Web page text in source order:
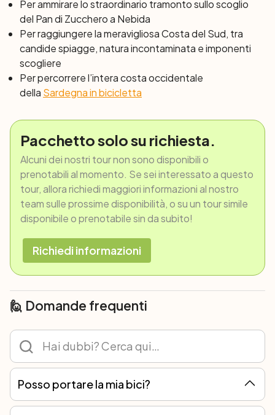
Giorno 11: Sant’Anna Arresi – Pula (57 km)
Suggello finale al vostro tour è la suggestiva e selvatica
Costa del Sud, con le sue spiagge bianche, la natura
rigogliosa e le sue imponenti scogliere: Capo Malfatano
con la sua torre del XVI secolo, Capo Spartivento e Chia.
Giorno 12: Pula
individuale.
Per ammirare lo straordinario tramonto sullo scoglio
del Pan di Zucchero a Nebida
Per raggiungere la meravigliosa Costa del Sud, tra
candide spiagge, natura incontaminata e imponenti
scogliere
Per percorrere l’intera costa occidentale
della Sardegna in bicicletta
Pacchetto solo su richiesta.
Alcuni dei nostri tour non sono disponibili o
prenotabili al momento. Se sei interessato a questo
tour, allora richiedi maggiori informazioni al nostro
team sulle prossime disponibilità, o su un tour simile
disponibile o prenotabile sin da subito!
Richiedi informazioni
🙋 Domande frequenti
Posso portare la mia bici?